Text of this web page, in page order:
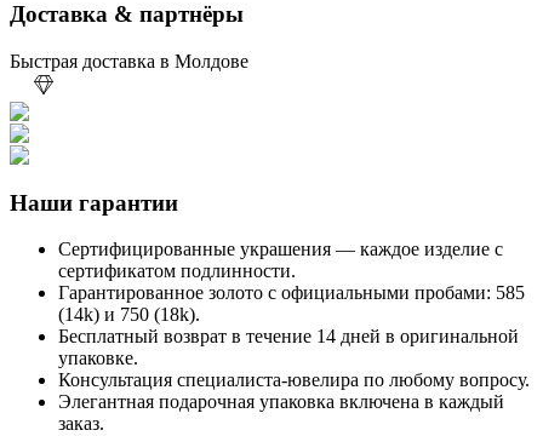
Доставка & партнёры
Быстрая доставка в Молдове
Наши гарантии
Сертифицированные украшения — каждое изделие с
сертификатом подлинности.
Гарантированное золото с официальными пробами: 585
(14k) и 750 (18k).
Бесплатный возврат в течение 14 дней в оригинальной
упаковке.
Консультация специалиста-ювелира по любому вопросу.
Элегантная подарочная упаковка включена в каждый
заказ.